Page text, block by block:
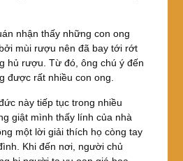
nhận thấy những con ong
mùi rượu nên đã bay tới rớt
hủ rượu. Từ đó, ông chú ý đến
được rất nhiều con ong.
này tiếp tục trong nhiều
giật mình thấy lính của nhà
một lời giải thích họ còng tay
Khi đến nơi, người chủ